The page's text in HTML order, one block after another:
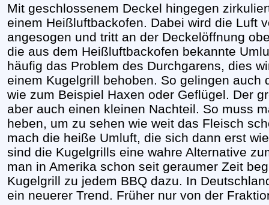
Mit geschlossenem Deckel hingegen
einem Heißluftbackofen. Dabei wird die Luft
angesogen und tritt an der Deckelöffnung
die aus dem Heißluftbackofen bekannte
häufig das Problem des Durchgarens, dies
einem Kugelgrill behoben. So gelingen auch
wie zum Beispiel Haxen oder Geflügel. Der
aber auch einen kleinen Nachteil. So muss
heben, um zu sehen wie weit das Fleisch
mach die heiße Umluft, die sich dann erst
sind die Kugelgrills eine wahre Alternative
man in Amerika schon seit geraumer Zeit
Kugelgrill zu jedem BBQ dazu. In
ein neuerer Trend. Früher nur von der